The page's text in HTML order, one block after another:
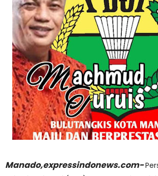
Manado,expressindonews.com-